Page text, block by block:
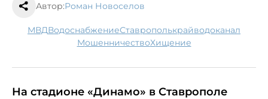
Автор:Роман Новоселов
МВД водоснабжение
Ставрополькрайводоканал
мошенничество хищение
На стадионе «Динамо» в Ставрополе